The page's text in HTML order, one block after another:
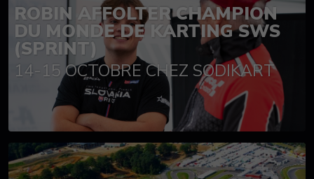
ROBIN AFFOLTER CHAMPION
DU MONDE DE KARTING SWS
(SPRINT)
14-15 OCTOBRE CHEZ SODIKART